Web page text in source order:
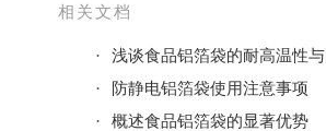
相关文档
·
浅谈食品铝箔袋的耐高温性
·
防静电铝箔袋使用注意事项
· 概述食品铝箔袋的显著优势